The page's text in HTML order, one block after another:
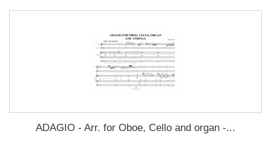
ADAGIO - Arr. for Oboe, Cello and organ -...